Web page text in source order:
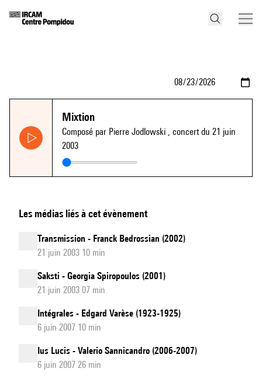
Mixtion
Composé par Pierre Jodlowski , concert du 21 juin
2003
Les médias liés à cet évènement
Transmission - Franck Bedrossian (2002)
21 juin 2003 10 min
Saksti - Georgia Spiropoulos (2001)
21 juin 2003 07 min
Intégrales - Edgard Varèse (1923-1925)
6 juin 2007 10 min
Ius Lucis - Valerio Sannicandro (2006-2007)
6 juin 2007 26 min